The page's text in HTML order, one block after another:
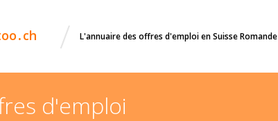
.ch / L'annuaire des offres d'emploi en Suisse Romande
d'emploi